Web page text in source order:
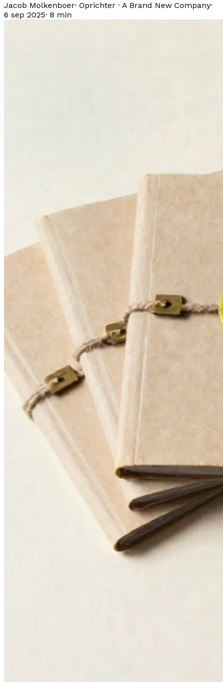
Jacob Molkenboer· Oprichter · A Brand New Company·
6 sep 2025· 8 min